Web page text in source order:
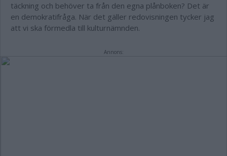
täckning och behöver ta från den egna plånboken? Det är
en demokratifråga. När det gäller redovisningen tycker jag
att vi ska förmedla till kulturnämnden.
Annons: